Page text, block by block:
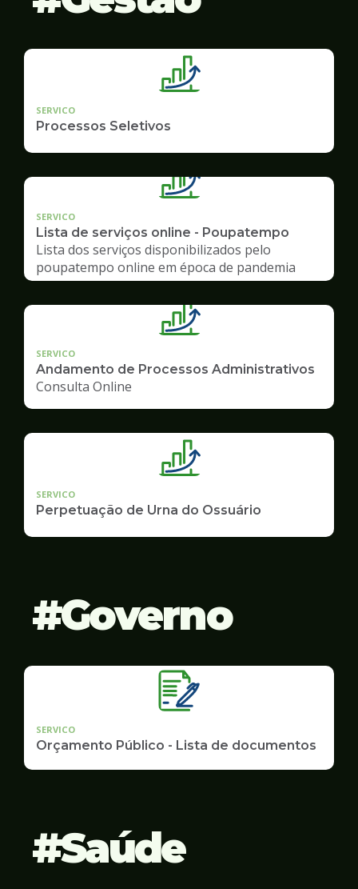
SERVICO
Processos Seletivos
SERVICO
Lista de serviços online - Poupatempo
Lista dos serviços disponibilizados pelo
poupatempo online em época de pandemia
SERVICO
Andamento de Processos Administrativos
Consulta Online
SERVICO
Perpetuação de Urna do Ossuário
Governo
SERVICO
Orçamento Público - Lista de documentos
Saúde